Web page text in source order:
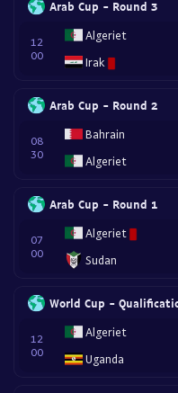
Arab Cup - Round 3
12
00
Algeriet
Irak
Arab Cup - Round 2
08
30
Bahrain
Algeriet
Arab Cup - Round 1
07
00
Algeriet
Sudan
World Cup -
12
00
Algeriet
Uganda